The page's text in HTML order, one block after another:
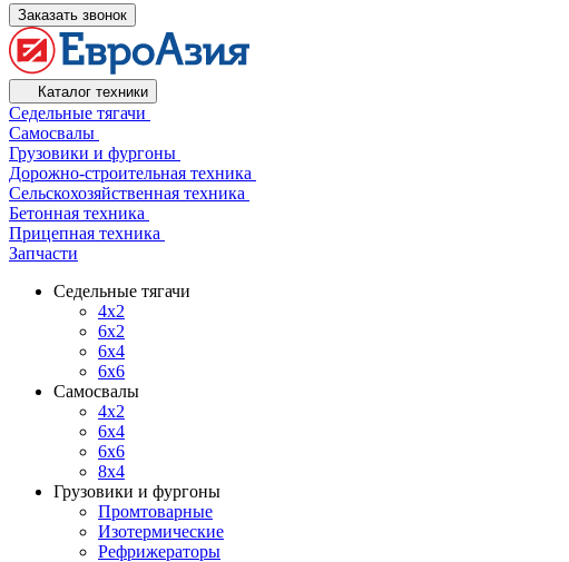
Заказать звонок
Каталог техники
Седельные тягачи
Самосвалы
Грузовики и фургоны
Дорожно-строительная техника
Сельскохозяйственная техника
Бетонная техника
Прицепная техника
Запчасти
Седельные тягачи
4x2
6x2
6x4
6x6
Самосвалы
4x2
6x4
6x6
8x4
Грузовики и фургоны
Промтоварные
Изотермические
Рефрижераторы